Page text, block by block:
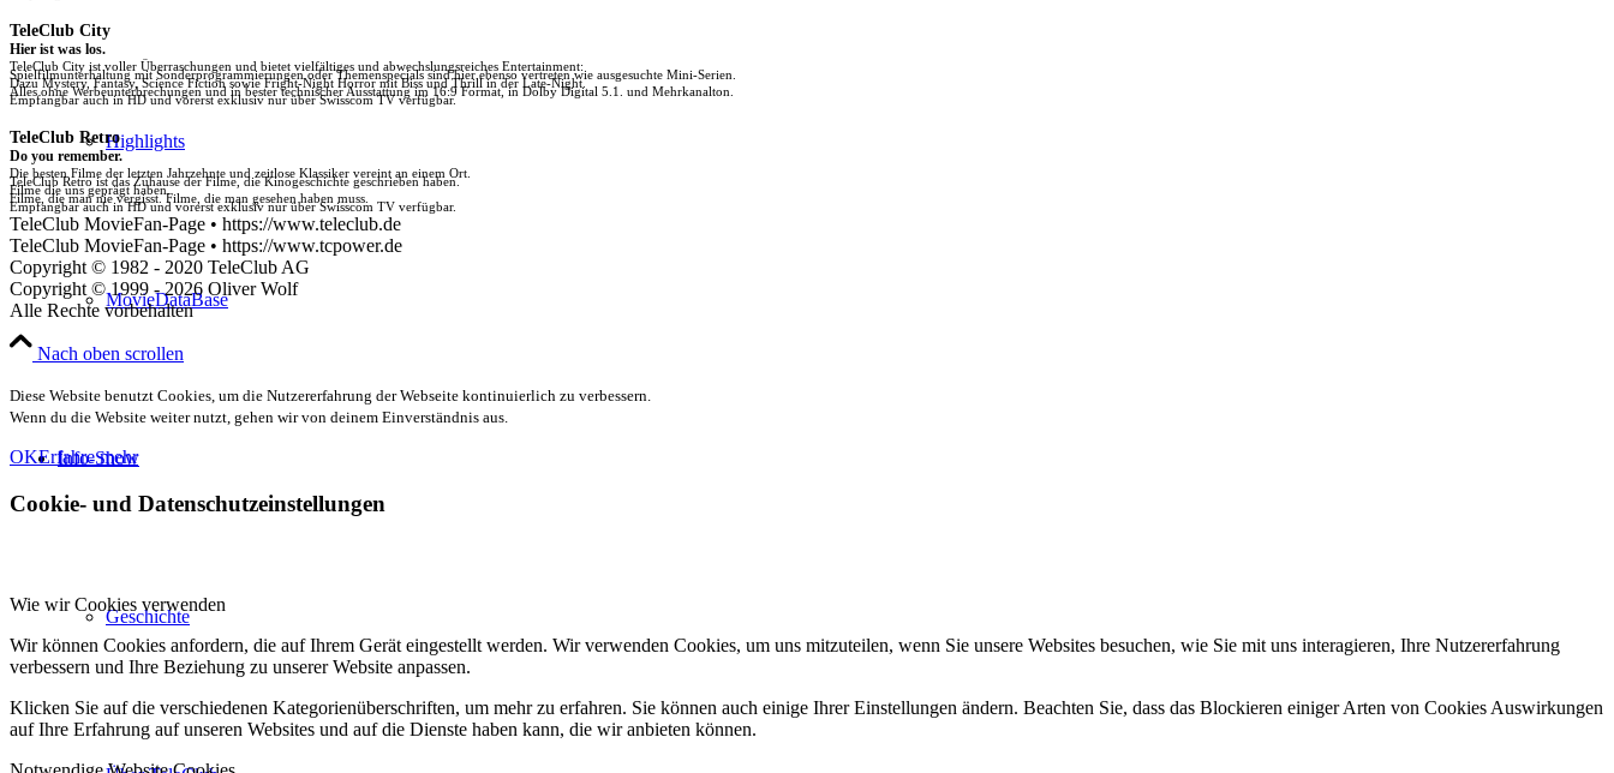
Highlights
MovieDataBase
Info-Show
Geschichte
TeleClub City
Hier ist was los.
TeleClub City ist voller Überraschungen und bietet vielfältiges und abwechslungsreiches Entertainment:
Spielfilmunterhaltung mit Sonderprogrammierungen oder Themenspecials sind hier ebenso vertreten wie ausgesuchte Mini-Serien.
Dazu Mystery, Fantasy, Science Fiction sowie Fright-Night Horror mit Biss und Thrill in der Late-Night.
Alles ohne Werbeunterbrechungen und in bester technischer Ausstattung im 16:9 Format, in Dolby Digital 5.1. und Mehrkanalton.
Empfangbar auch in HD und vorerst exklusiv nur über Swisscom TV verfügbar.
TeleClub Retro
Do you remember.
Die besten Filme der letzten Jahrzehnte und zeitlose Klassiker vereint an einem Ort.
TeleClub Retro ist das Zuhause der Filme, die Kinogeschichte geschrieben haben.
Filme die uns geprägt haben.
Filme, die man nie vergisst. Filme, die man gesehen haben muss.
Empfangbar auch in HD und vorerst exklusiv nur über Swisscom TV verfügbar.
TeleClub MovieFan-Page • https://www.teleclub.de
TeleClub MovieFan-Page • https://www.tcpower.de
Copyright © 1982 - 2020 TeleClub AG
Copyright © 1999 - 2026 Oliver Wolf
Alle Rechte vorbehalten
Nach oben scrollen
Diese Website benutzt Cookies, um die Nutzererfahrung der Webseite kontinuierlich zu verbessern.
Wenn du die Website weiter nutzt, gehen wir von deinem Einverständnis aus.
OKErfahre mehr
Cookie- und Datenschutzeinstellungen
Wie wir Cookies verwenden
Wir können Cookies anfordern, die auf Ihrem Gerät eingestellt werden. Wir verwenden Cookies, um uns mitzuteilen, wenn Sie unsere Websites besuchen, wie Sie mit uns interagieren, Ihre Nutzererfahrung
verbessern und Ihre Beziehung zu unserer Website anpassen.
Klicken Sie auf die verschiedenen Kategorienüberschriften, um mehr zu erfahren. Sie können auch einige Ihrer Einstellungen ändern. Beachten Sie, dass das Blockieren einiger Arten von Cookies Auswirkungen
auf Ihre Erfahrung auf unseren Websites und auf die Dienste haben kann, die wir anbieten können.